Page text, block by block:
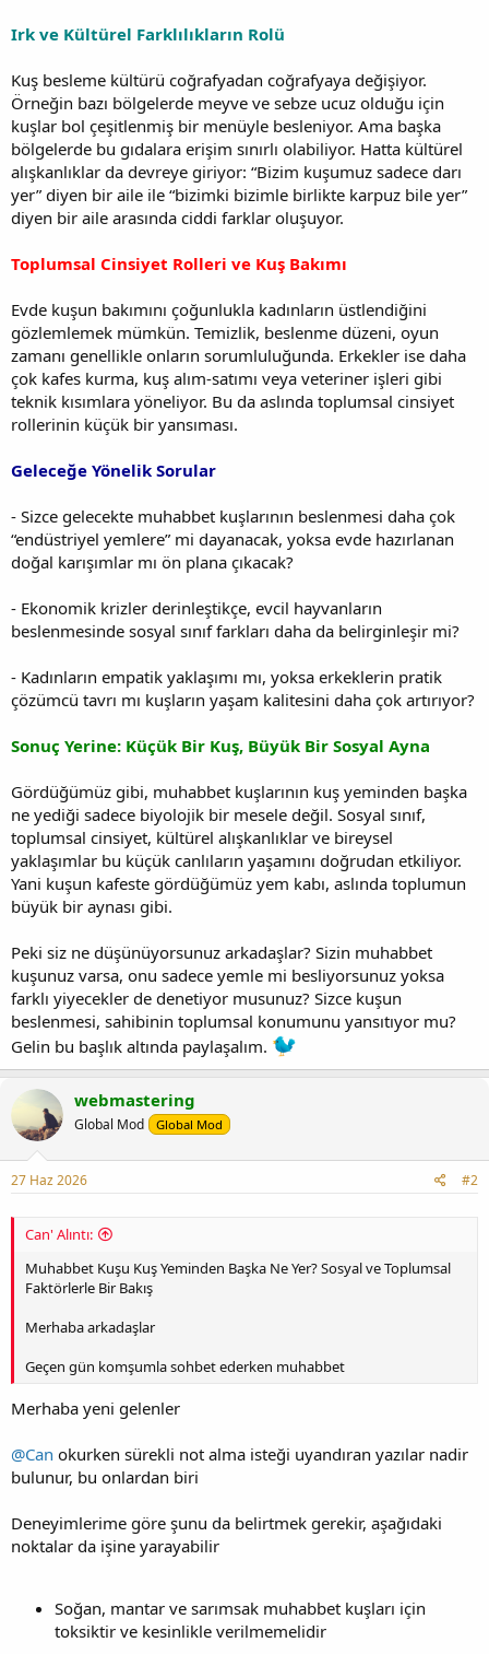
Irk ve Kültürel Farklılıkların Rolü
Kuş besleme kültürü coğrafyadan coğrafyaya değişiyor.
Örneğin bazı bölgelerde meyve ve sebze ucuz olduğu için
kuşlar bol çeşitlenmiş bir menüyle besleniyor. Ama başka
bölgelerde bu gıdalara erişim sınırlı olabiliyor. Hatta kültürel
alışkanlıklar da devreye giriyor: “Bizim kuşumuz sadece darı
yer” diyen bir aile ile “bizimki bizimle birlikte karpuz bile yer”
diyen bir aile arasında ciddi farklar oluşuyor.
Toplumsal Cinsiyet Rolleri ve Kuş Bakımı
Evde kuşun bakımını çoğunlukla kadınların üstlendiğini
gözlemlemek mümkün. Temizlik, beslenme düzeni, oyun
zamanı genellikle onların sorumluluğunda. Erkekler ise daha
çok kafes kurma, kuş alım-satımı veya veteriner işleri gibi
teknik kısımlara yöneliyor. Bu da aslında toplumsal cinsiyet
rollerinin küçük bir yansıması.
Geleceğe Yönelik Sorular
- Sizce gelecekte muhabbet kuşlarının beslenmesi daha çok
“endüstriyel yemlere” mi dayanacak, yoksa evde hazırlanan
doğal karışımlar mı ön plana çıkacak?
- Ekonomik krizler derinleştikçe, evcil hayvanların
beslenmesinde sosyal sınıf farkları daha da belirginleşir mi?
- Kadınların empatik yaklaşımı mı, yoksa erkeklerin pratik
çözümcü tavrı mı kuşların yaşam kalitesini daha çok artırıyor?
Sonuç Yerine: Küçük Bir Kuş, Büyük Bir Sosyal Ayna
Gördüğümüz gibi, muhabbet kuşlarının kuş yeminden başka
ne yediği sadece biyolojik bir mesele değil. Sosyal sınıf,
toplumsal cinsiyet, kültürel alışkanlıklar ve bireysel
yaklaşımlar bu küçük canlıların yaşamını doğrudan etkiliyor.
Yani kuşun kafeste gördüğümüz yem kabı, aslında toplumun
büyük bir aynası gibi.
Peki siz ne düşünüyorsunuz arkadaşlar? Sizin muhabbet
kuşunuz varsa, onu sadece yemle mi besliyorsunuz yoksa
farklı yiyecekler de denetiyor musunuz? Sizce kuşun
beslenmesi, sahibinin toplumsal konumunu yansıtıyor mu?
Gelin bu başlık altında paylaşalım.
webmastering
Global Mod Global Mod
27 Haz 2026 #2
Can' Alıntı:
Muhabbet Kuşu Kuş Yeminden Başka Ne Yer? Sosyal ve Toplumsal
Faktörlerle Bir Bakış
Merhaba arkadaşlar
Geçen gün komşumla sohbet ederken muhabbet
Merhaba yeni gelenler
@Can okurken sürekli not alma isteği uyandıran yazılar nadir
bulunur, bu onlardan biri
Deneyimlerime göre şunu da belirtmek gerekir, aşağıdaki
noktalar da işine yarayabilir
Soğan, mantar ve sarımsak muhabbet kuşları için
toksiktir ve kesinlikle verilmemelidir